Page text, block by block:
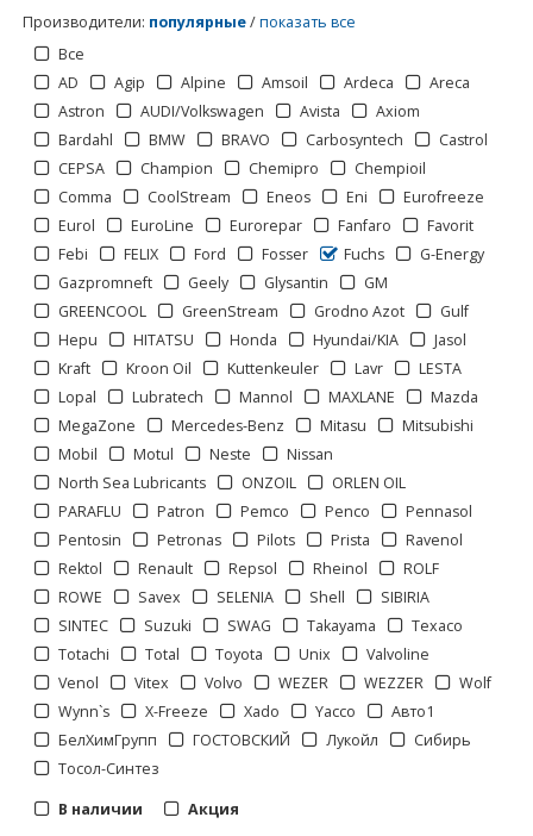
Производители: популярные/показать все
Все
AD
Agip Alpine Amsoil Ardeca
Areca
Astron
AUDI/Volkswagen Avista
Axiom
Bardahl
BMW BRAVO Carbosyntech
Castrol
CEPSA
Champion Chemipro
Chempioil
Comma
CoolStream Eneos Eni
Eurofreeze
Eurol
EuroLine Eurorepar Fanfaro
Favorit
Febi
FELIX Ford Fosser Fuchs
G-Energy
Gazpromneft
Geely Glysantin
GM
GREENCOOL
GreenStream Grodno Azot
Gulf
Hepu
HITATSU Honda Hyundai/KIA
Jasol
Kraft
Kroon Oil Kuttenkeuler Lavr
LESTA
Lopal
Lubratech Mannol MAXLANE
Mazda
MegaZone
Mercedes-Benz Mitasu
Mitsubishi
Mobil
Motul Neste
Nissan
North Sea Lubricants
ONZOIL
ORLEN OIL
PARAFLU
Patron Pemco Penco
Pennasol
Pentosin
Petronas Pilots Prista
Ravenol
Rektol
Renault Repsol Rheinol
ROLF
ROWE
Savex SELENIA Shell
SIBIRIA
SINTEC
Suzuki SWAG Takayama
Texaco
Totachi
Total Toyota Unix
Valvoline
Venol
Vitex Volvo WEZER WEZZER
Wolf
Wynn`s
X-Freeze Xado Yacco
Авто1
БелХимГрупп
ГОСТОВСКИЙ Лукойл
Сибирь
Тосол-Синтез
В наличии
Акция
Отображать по:
1 2 >